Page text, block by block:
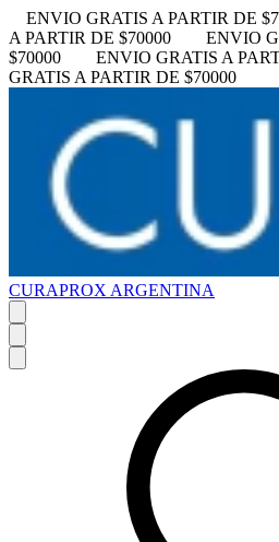
ENVIO GRATIS A PARTIR DE
A PARTIR DE $70000
ENVIO
$70000
ENVIO GRATIS A
GRATIS A PARTIR DE $70000
CURAPROX ARGENTINA